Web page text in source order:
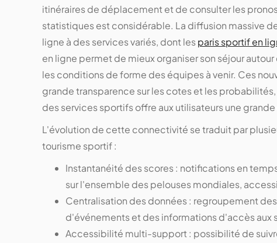
itinéraires de déplacement et de consulter les
statistiques est considérable. La diffusion massive
ligne à des services variés, dont lesparis sportif en
en ligne permet de mieux organiser son séjour
les conditions de forme des équipes à venir. Ces
grande transparence sur les cotes et les
des services sportifs offre aux utilisateurs une
L'évolution de cette connectivité se traduit par
tourisme sportif :
Instantanéité des scores : notifications en
sur l'ensemble des pelouses mondiales,
Centralisation des données : regroupement
d'événements et des informations d'accès aux
Accessibilité multi-support : possibilité de